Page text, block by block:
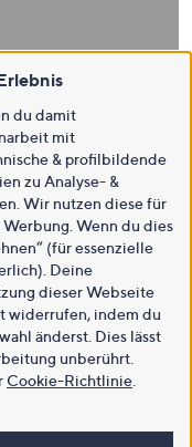
du damit
mit
& profilbildende
zu Analyse- &
Wir nutzen diese für
Wenn du dies
(für essenzielle
Deine
dieser Webseite
widerrufen, indem du
änderst. Dies lässt
unberührt.
Cookie-Richtlinie